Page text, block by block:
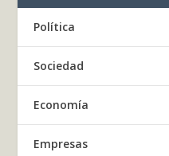
Política
Sociedad
Economía
Empresas